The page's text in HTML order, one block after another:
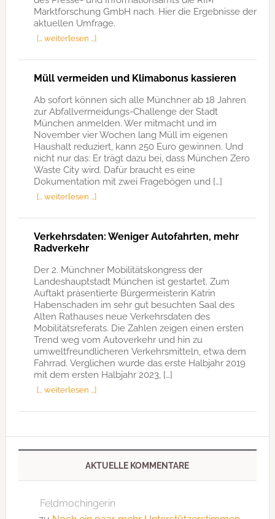
Marktforschung GmbH nach. Hier die Ergebnisse der
aktuellen Umfrage.
[… weiterlesen …]
Müll vermeiden und Klimabonus kassieren
Ab sofort können sich alle Münchner ab 18 Jahren
zur Abfallvermeidungs-Challenge der Stadt
München anmelden. Wer mitmacht und im
November vier Wochen lang Müll im eigenen
Haushalt reduziert, kann 250 Euro gewinnen. Und
nicht nur das: Er trägt dazu bei, dass München Zero
Waste City wird. Dafür braucht es eine
Dokumentation mit zwei Fragebögen und […]
[… weiterlesen …]
Verkehrsdaten: Weniger Autofahrten, mehr
Radverkehr
Der 2. Münchner Mobilitätskongress der
Landeshauptstadt München ist gestartet. Zum
Auftakt präsentierte Bürgermeisterin Katrin
Habenschaden im sehr gut besuchten Saal des
Alten Rathauses neue Verkehrsdaten des
Mobilitätsreferats. Die Zahlen zeigen einen ersten
Trend weg vom Autoverkehr und hin zu
umweltfreundlicheren Verkehrsmitteln, etwa dem
Fahrrad. Verglichen wurde das erste Halbjahr 2019
mit dem ersten Halbjahr 2023, […]
[… weiterlesen …]
AKTUELLE KOMMENTARE
Feldmochingerin